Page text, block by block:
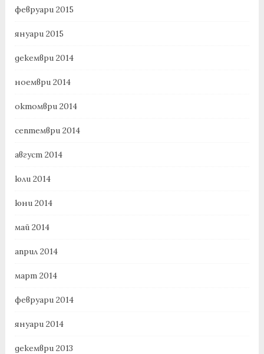
февруари 2015
януари 2015
декември 2014
ноември 2014
октомври 2014
септември 2014
август 2014
юли 2014
юни 2014
май 2014
април 2014
март 2014
февруари 2014
януари 2014
декември 2013